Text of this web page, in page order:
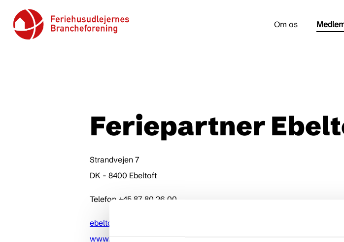
Om os
Feriepartner
Strandvejen 7
DK - 8400 Ebeltoft
Telefon +45 87 80 26 00
ebeltoft@feriepartner.dk
www.feriepartner.dk/ebeltoft